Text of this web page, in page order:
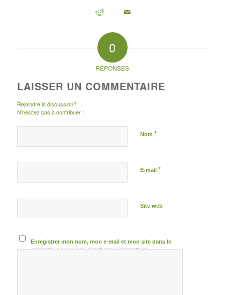
0
RÉPONSES
LAISSER UN COMMENTAIRE
Rejoindre la discussion?
N’hésitez pas à contribuer !
Nom *
E-mail *
Site web
Enregistrer mon nom, mon e-mail et mon site dans le
navigateur pour mon prochain commentaire.